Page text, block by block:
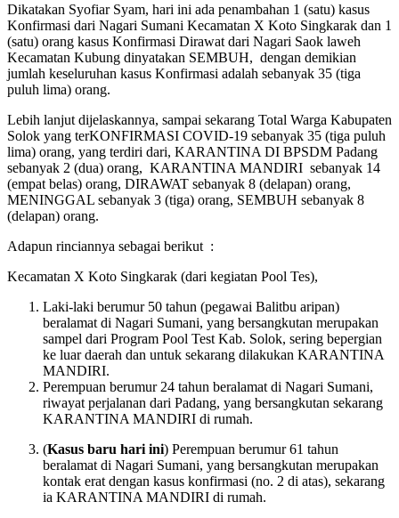
Dikatakan Syofiar Syam, hari ini ada penambahan 1 (satu) kasus
Konfirmasi dari Nagari Sumani Kecamatan X Koto Singkarak dan 1
(satu) orang kasus Konfirmasi Dirawat dari Nagari Saok laweh
Kecamatan Kubung dinyatakan SEMBUH, dengan demikian
jumlah keseluruhan kasus Konfirmasi adalah sebanyak 35 (tiga
puluh lima) orang.
Lebih lanjut dijelaskannya, sampai sekarang Total Warga Kabupaten
Solok yang terKONFIRMASI COVID-19 sebanyak 35 (tiga puluh
lima) orang, yang terdiri dari, KARANTINA DI BPSDM Padang
sebanyak 2 (dua) orang, KARANTINA MANDIRI sebanyak 14
(empat belas) orang, DIRAWAT sebanyak 8 (delapan) orang,
MENINGGAL sebanyak 3 (tiga) orang, SEMBUH sebanyak 8
(delapan) orang.
Adapun rinciannya sebagai berikut :
Kecamatan X Koto Singkarak (dari kegiatan Pool Tes),
Laki-laki berumur 50 tahun (pegawai Balitbu aripan)
beralamat di Nagari Sumani, yang bersangkutan merupakan
sampel dari Program Pool Test Kab. Solok, sering bepergian
ke luar daerah dan untuk sekarang dilakukan KARANTINA
MANDIRI.
Perempuan berumur 24 tahun beralamat di Nagari Sumani,
riwayat perjalanan dari Padang, yang bersangkutan sekarang
KARANTINA MANDIRI di rumah.
(Kasus baru hari ini) Perempuan berumur 61 tahun
beralamat di Nagari Sumani, yang bersangkutan merupakan
kontak erat dengan kasus konfirmasi (no. 2 di atas), sekarang
ia KARANTINA MANDIRI di rumah.